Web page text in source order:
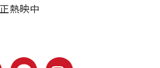
熱映中